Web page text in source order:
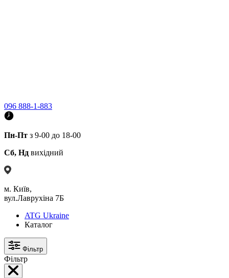
096 888-1-883
Пн-Пт з 9-00 до 18-00
Сб, Нд вихідний
м. Київ,
вул.Лаврухіна 7Б
ATG Ukraine
Каталог
Фільтр
Фільтр